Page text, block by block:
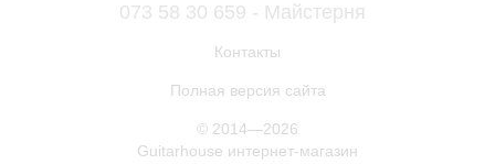
073 58 30 659 - Майстерня
Контакты
Полная версия сайта
© 2014—2026
Guitarhouse интернет-магазин